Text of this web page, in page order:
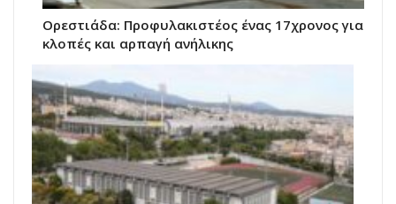
Ορεστιάδα: Προφυλακιστέος ένας 17χρονος για
κλοπές και αρπαγή ανήλικης